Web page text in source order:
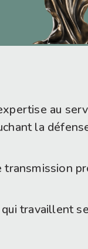
au
la
travaillent